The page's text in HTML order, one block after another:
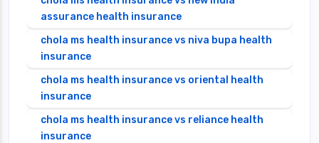
assurance health insurance
chola ms health insurance vs niva bupa health
insurance
chola ms health insurance vs oriental health
insurance
chola ms health insurance vs reliance health
insurance